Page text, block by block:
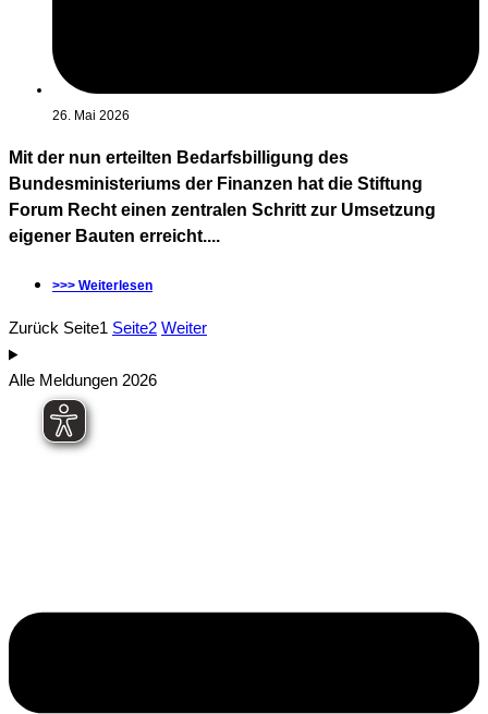
26. Mai 2026
Mit der nun erteilten Bedarfsbilligung des
Bundesministeriums der Finanzen hat die Stiftung
Forum Recht einen zentralen Schritt zur Umsetzung
eigener Bauten erreicht....
>>> Weiterlesen
Zurück Seite1 Seite2 Weiter
Alle Meldungen 2026